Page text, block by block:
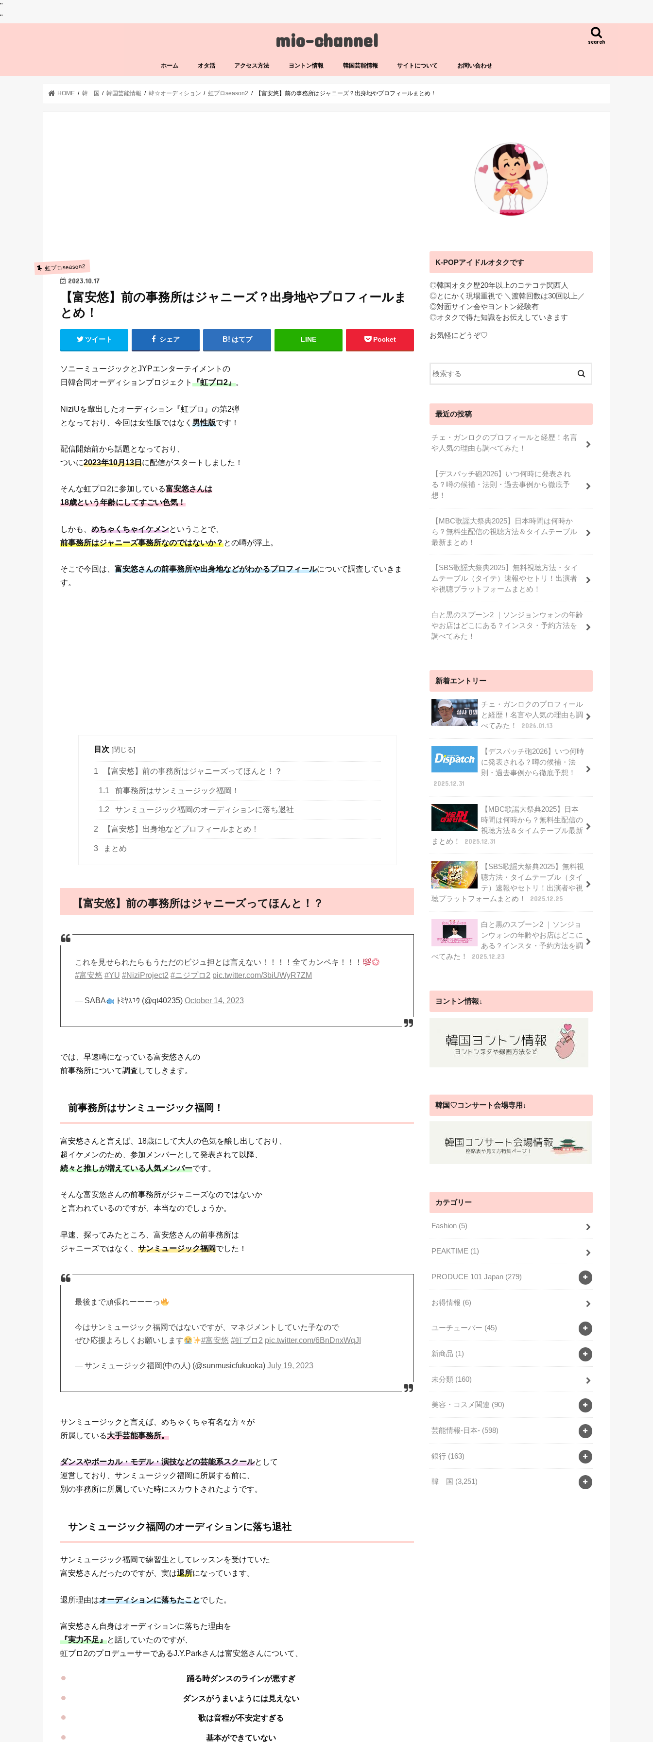
"
"
mio-channel search
ホーム オタ活 アクセス方法 ヨントン情報 韓国芸能情報 サイトについて お問い合わせ
HOME 韓 国 韓国芸能情報 韓☆オーディション 虹プロseason2 【富安悠】前の事務所はジャニーズ？出身地やプロフィールまとめ！
虹プロseason2
2023.10.17
【富安悠】前の事務所はジャニーズ？出身地やプロフィールま
とめ！
ツイート シェア はてブ LINE Pocket
ソニーミュージックとJYPエンターテイメントの
日韓合同オーディションプロジェクト 『虹プロ2』。
NiziUを輩出したオーディション『虹プロ』の第2弾
となっており、今回は女性版ではなく 男性版です！
配信開始前から話題となっており、
ついに2023年10月13日に配信がスタートしました！
そんな虹プロ2に参加している富安悠さんは
18歳という年齢にしてすごい色気！
しかも、 めちゃくちゃイケメンということで、
前事務所はジャニーズ事務所なのではないか？との噂が浮上。
そこで今回は、 富安悠さんの前事務所や出身地などがわかるプロフィールについて調査していきま
す。
目次 [閉じる]
1 【富安悠】前の事務所はジャニーズってほんと！？
1.1 前事務所はサンミュージック福岡！
1.2 サンミュージック福岡のオーディションに落ち退社
2 【富安悠】出身地などプロフィールまとめ！
3 まとめ
【富安悠】前の事務所はジャニーズってほんと！？
これを見せられたらもうただのビジュ担とは言えない！！！！全てカンペキ！！！
#富安悠 #YU #NiziProject2 #ニジプロ2 pic.twitter.com/3biUWyR7ZM
— SABA ﾄﾐﾔｽﾕｳ (@qt40235) October 14, 2023
では、早速噂になっている富安悠さんの
前事務所について調査してしきます。
前事務所はサンミュージック福岡！
富安悠さんと言えば、18歳にして大人の色気を醸し出しており、
超イケメンのため、参加メンバーとして発表されて以降、
続々と推しが増えている人気メンバーです。
そんな富安悠さんの前事務所がジャニーズなのではないか
と言われているのですが、本当なのでしょうか。
早速、探ってみたところ、富安悠さんの前事務所は
ジャニーズではなく、 サンミュージック福岡でした！
最後まで頑張れーーーっ
今はサンミュージック福岡ではないですが、マネジメントしていた子なので
ぜひ応援よろしくお願いします
#富安悠 #虹プロ2 pic.twitter.com/6BnDnxWqJI
— サンミュージック福岡(中の人) (@sunmusicfukuoka)July 19, 2023
サンミュージックと言えば、めちゃくちゃ有名な方々が
所属している大手芸能事務所。
ダンスやボーカル・モデル・演技などの芸能系スクールとして
運営しており、サンミュージック福岡に所属する前に、
別の事務所に所属していた時にスカウトされたようです。
サンミュージック福岡のオーディションに落ち退社
サンミュージック福岡で練習生としてレッスンを受けていた
富安悠さんだったのですが、実は退所になっています。
退所理由はオーディションに落ちたことでした。
富安悠さん自身はオーディションに落ちた理由を
『実力不足』と話していたのですが、
虹プロ2のプロデューサーであるJ.Y.Parkさんは富安悠さんについて、
踊る時ダンスのラインが悪すぎ
ダンスがうまいようには見えない
歌は音程が不安定すぎる
基本ができていない
K-POPアイドルオタクです
◎韓国オタク歴20年以上のコテコテ関西人
◎とにかく現場重視で ＼渡韓回数は30回以上／
◎対面サイン会やヨントン経験有
◎オタクで得た知識をお伝えしていきます
お気軽にどうぞ♡
最近の投稿
チェ・ガンロクのプロフィールと経歴！名言
や人気の理由も調べてみた！
【デスパッチ砲2026】いつ何時に発表され
る？噂の候補・法則・過去事例から徹底予
想！
【MBC歌謡大祭典2025】日本時間は何時か
ら？無料生配信の視聴方法＆タイムテーブル
最新まとめ！
【SBS歌謡大祭典2025】無料視聴方法・タイ
ムテーブル（タイテ）速報やセトリ！出演者
や視聴プラットフォームまとめ！
白と黒のスプーン2 ｜ソンジョンウォンの年齢
やお店はどこにある？インスタ・予約方法を
調べてみた！
新着エントリー
チェ・ガンロクのプロフィール
と経歴！名言や人気の理由も調
べてみた！
2026.01.13
【デスパッチ砲2026】いつ何時
に発表される？噂の候補・法
則・過去事例から徹底予想！
2025.12.31
【MBC歌謡大祭典2025】日本
時間は何時から？無料生配信の
視聴方法＆タイムテーブル最新
まとめ！
2025.12.31
【SBS歌謡大祭典2025】無料視
聴方法・タイムテーブル（タイ
テ）速報やセトリ！出演者や視
聴プラットフォームまとめ！
2025.12.25
白と黒のスプーン2 ｜ソンジョ
ンウォンの年齢やお店はどこに
ある？インスタ・予約方法を調
べてみた！
2025.12.23
ヨントン情報↓
韓国♡コンサート会場専用↓
カテゴリー
Fashion (5)
PEAKTIME (1)
PRODUCE 101 Japan (279)
お得情報 (6)
ユーチューバー (45)
新商品 (1)
未分類 (160)
美容・コスメ関連 (90)
芸能情報-日本- (598)
銀行 (163)
韓 国 (3,251)